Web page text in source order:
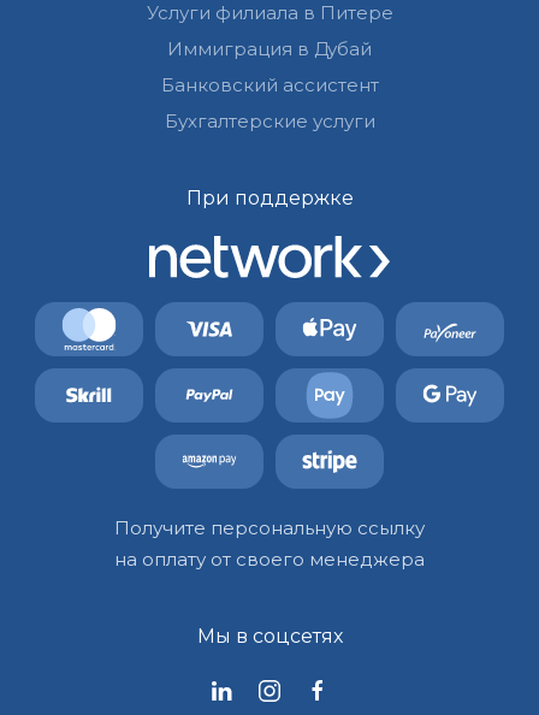
Услуги филиала в Питере
Иммиграция в Дубай
Банковский ассистент
Бухгалтерские услуги
При поддержке
Получите персональную ссылку
на оплату от своего менеджера
Мы в соцсетях